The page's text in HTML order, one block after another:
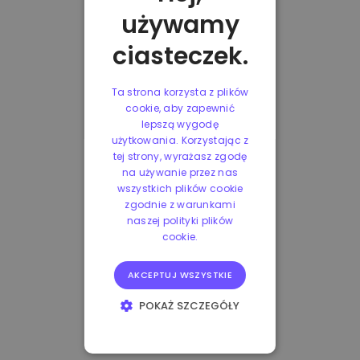
używamy
ciasteczek.
Ta strona korzysta z plików
cookie, aby zapewnić
lepszą wygodę
użytkowania. Korzystając z
tej strony, wyrażasz zgodę
na używanie przez nas
wszystkich plików cookie
zgodnie z warunkami
naszej polityki plików
cookie.
AKCEPTUJ WSZYSTKIE
POKAŻ SZCZEGÓŁY